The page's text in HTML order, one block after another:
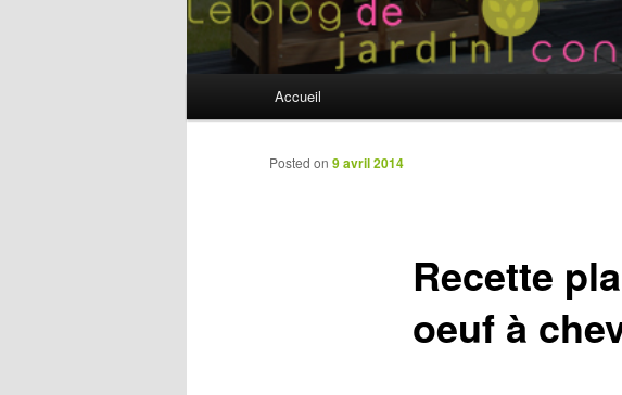
Menu principal
Aller au contenu principal
Aller au contenu secondaire
Accueil
Navigation des articles
Recette
oeuf à
Posted on 9 avril 2014